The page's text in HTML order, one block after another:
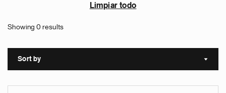
Limpiar todo
Showing 0 results
Sort by Sort